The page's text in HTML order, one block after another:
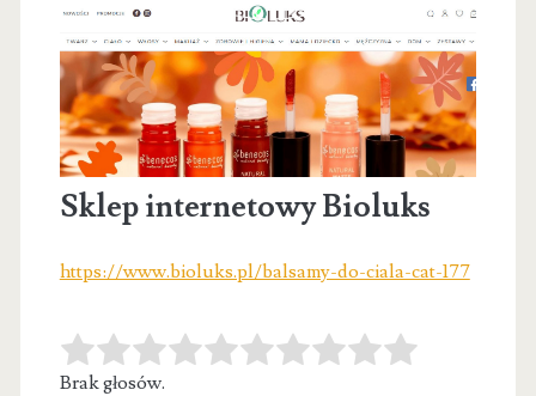
Sklep internetowy Bioluks
https://www.bioluks.pl/balsamy-do-ciala-cat-177
Brak głosów.